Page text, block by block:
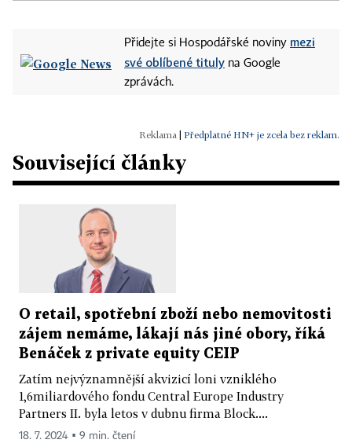
Přidejte si Hospodářské noviny mezi
své oblíbené tituly na Google
zprávách.
Předplatné HN+ je zcela bez reklam.
Související články
O retail, spotřební zboží nebo nemovitosti
zájem nemáme, lákají nás jiné obory, říká
Benáček z private equity CEIP
Zatím nejvýznamnější akvizicí loni vzniklého
1,6miliardového fondu Central Europe Industry
Partners II. byla letos v dubnu firma Block....
18. 7. 2024 ▪ 9 min. čtení